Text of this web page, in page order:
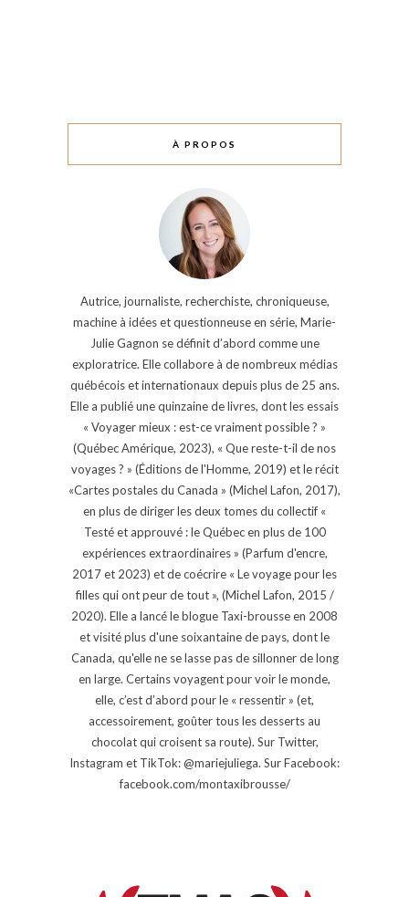
À PROPOS
Autrice, journaliste, recherchiste, chroniqueuse,
machine à idées et questionneuse en série, Marie-
Julie Gagnon se définit d’abord comme une
exploratrice. Elle collabore à de nombreux médias
québécois et internationaux depuis plus de 25 ans.
Elle a publié une quinzaine de livres, dont les essais
« Voyager mieux : est-ce vraiment possible ? »
(Québec Amérique, 2023), « Que reste-t-il de nos
voyages ? » (Éditions de l'Homme, 2019) et le récit
«Cartes postales du Canada » (Michel Lafon, 2017),
en plus de diriger les deux tomes du collectif «
Testé et approuvé : le Québec en plus de 100
expériences extraordinaires » (Parfum d'encre,
2017 et 2023) et de coécrire « Le voyage pour les
filles qui ont peur de tout », (Michel Lafon, 2015 /
2020). Elle a lancé le blogue Taxi-brousse en 2008
et visité plus d'une soixantaine de pays, dont le
Canada, qu'elle ne se lasse pas de sillonner de long
en large. Certains voyagent pour voir le monde,
elle, c’est d’abord pour le « ressentir » (et,
accessoirement, goûter tous les desserts au
chocolat qui croisent sa route). Sur Twitter,
Instagram et TikTok: @mariejuliega. Sur Facebook:
facebook.com/montaxibrousse/